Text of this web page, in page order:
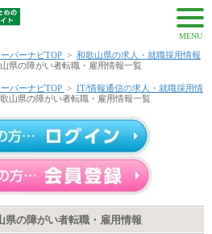
MENU
バーナビTOP > 和歌山県の求人・就職採用情報
県の障がい者転職・雇用情報一覧
バーナビTOP > IT/情報通信の求人・就職採用情
山県の障がい者転職・雇用情報一覧
の障がい者転職・雇用情報